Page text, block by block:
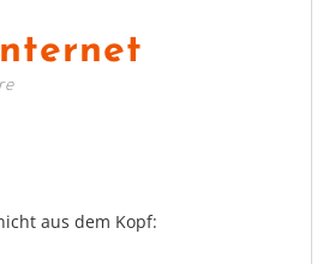
aus dem Kopf: